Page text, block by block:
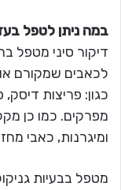
במה ניתן לטפל
דיקור סיני מטפל
לכאבים שמקורם
כגון: פריצות
מפרקים. כמו כן
ומיגרנות, כאבי
מטפל בבעיות